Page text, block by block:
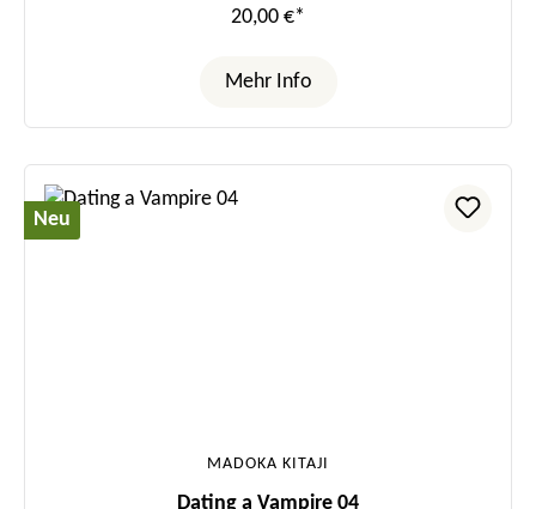
20,00 €*
Mehr Info
Neu
MADOKA KITAJI
Dating a Vampire 04